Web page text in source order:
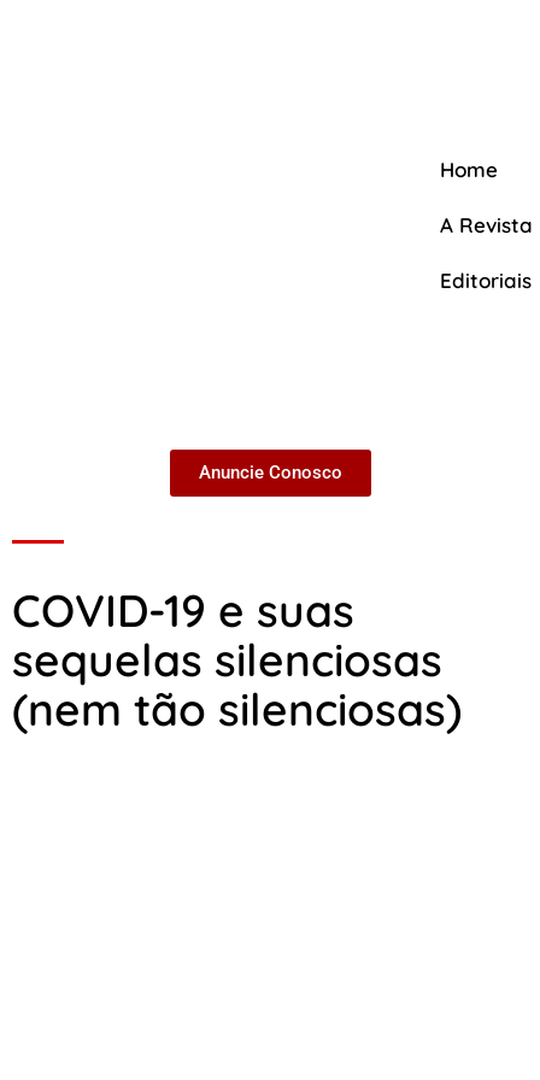
Home
A Revista
Editoriais
Anuncie Conosco
COVID-19 e suas
sequelas silenciosas
(nem tão silenciosas)